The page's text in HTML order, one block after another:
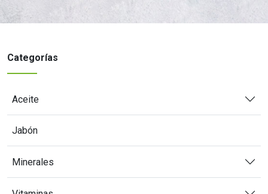
Categorías
Aceite
Jabón
Minerales